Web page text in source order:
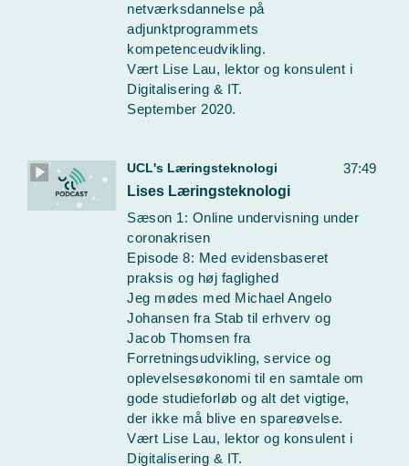
netværksdannelse på
adjunktprogrammets
kompetenceudvikling.
Vært Lise Lau, lektor og konsulent i
Digitalisering & IT.
September 2020.
37:49
UCL's Læringsteknologi
Lises Læringsteknologi
Sæson 1: Online undervisning under
coronakrisen
Episode 8: Med evidensbaseret
praksis og høj faglighed
Jeg mødes med Michael Angelo
Johansen fra Stab til erhverv og
Jacob Thomsen fra
Forretningsudvikling, service og
oplevelsesøkonomi til en samtale om
gode studieforløb og alt det vigtige,
der ikke må blive en spareøvelse.
Vært Lise Lau, lektor og konsulent i
Digitalisering & IT.